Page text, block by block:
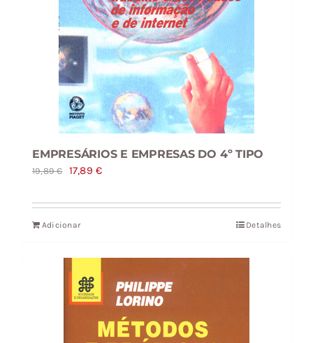
EMPRESÁRIOS E EMPRESAS DO 4º TIPO
19,89€
O
original
era:
17,89€O
atual
Adicionar Detalhes